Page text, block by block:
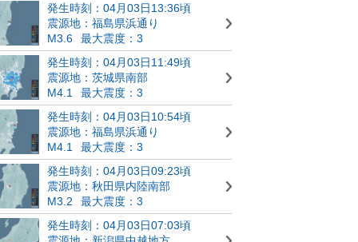
発生時刻：04月03日13:36頃
震源地：福島県浜通り
M3.6
最大震度：3
発生時刻：04月03日11:49頃
震源地：茨城県南部
M4.1
最大震度：3
発生時刻：04月03日10:54頃
震源地：福島県浜通り
M4.1
最大震度：3
発生時刻：04月03日09:23頃
震源地：秋田県内陸南部
M3.2
最大震度：3
発生時刻：04月03日07:03頃